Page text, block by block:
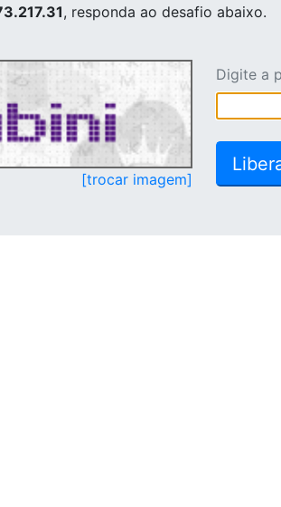
, responda ao desafio abaixo.
[trocar imagem]
Digite a